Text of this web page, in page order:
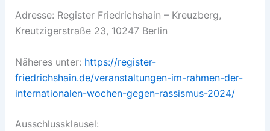
Adresse: Register Friedrichshain – Kreuzberg,
Kreutzigerstraße 23, 10247 Berlin
Näheres unter: https://register-
friedrichshain.de/veranstaltungen-im-rahmen-der-
internationalen-wochen-gegen-rassismus-2024/
Ausschlussklausel: